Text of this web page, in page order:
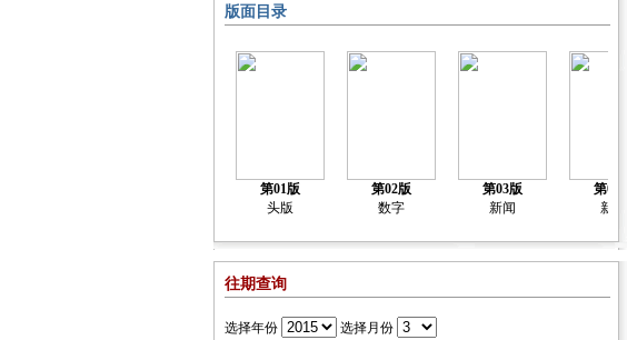
版面目录
第01版
头版
第02版
数字
第03版
新闻
第04版
新闻
往期查询
选择年份 选择月份